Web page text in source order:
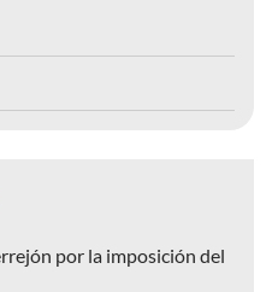
por la imposición del